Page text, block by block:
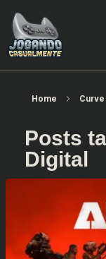
Home Curve
Posts
Digital